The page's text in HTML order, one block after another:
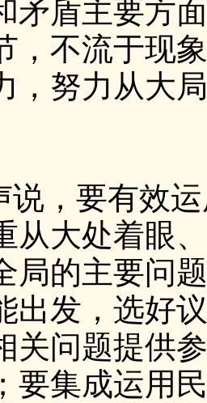
矛盾主要方
，不流于现
，努力从大
说，要有效
从大处着眼
局的主要问
出发，选好
关问题提供
要集成运用